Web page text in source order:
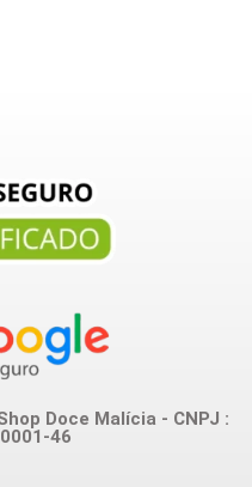
Doce Malícia - CNPJ :
46